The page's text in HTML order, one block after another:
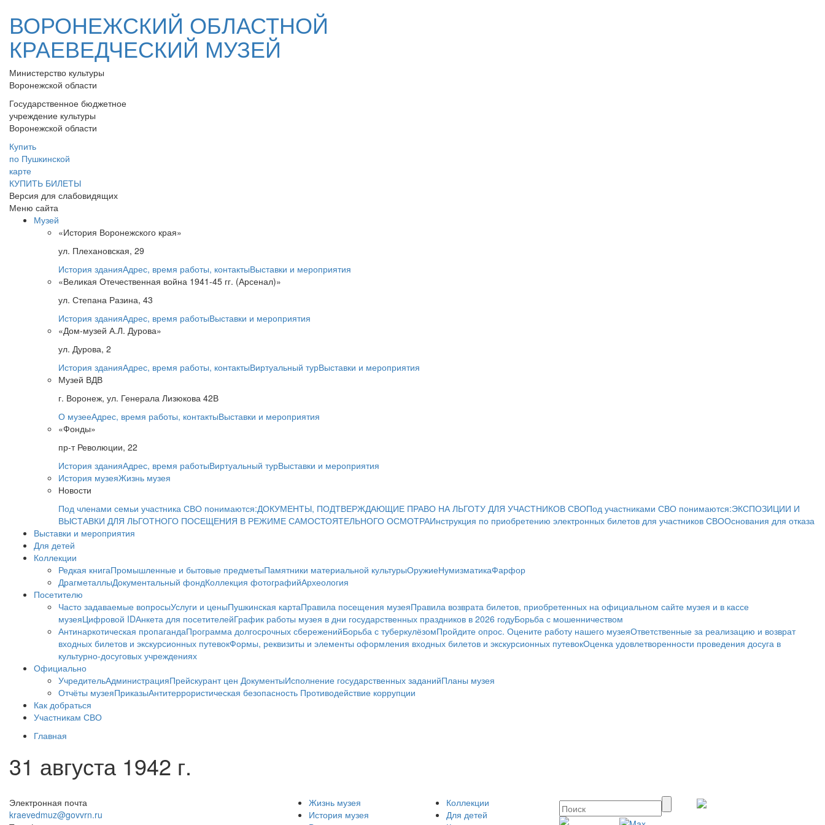
ВОРОНЕЖСКИЙ ОБЛАСТНОЙ
КРАЕВЕДЧЕСКИЙ МУЗЕЙ
Министерство культуры
Воронежской области
Государственное бюджетное
учреждение культуры
Воронежской области
Купить
по Пушкинской
карте
КУПИТЬ БИЛЕТЫ
Версия для слабовидящих
Меню сайта
Музей
«История Воронежского края»
ул. Плехановская, 29
История зданияАдрес, время работы, контактыВыставки и мероприятия
«Великая Отечественная война 1941-45 гг. (Арсенал)»
ул. Степана Разина, 43
История зданияАдрес, время работыВыставки и мероприятия
«Дом-музей А.Л. Дурова»
ул. Дурова, 2
История зданияАдрес, время работы, контактыВиртуальный турВыставки и мероприятия
Музей ВДВ
г. Воронеж, ул. Генерала Лизюкова 42В
О музееАдрес, время работы, контактыВыставки и мероприятия
«Фонды»
пр-т Революции, 22
История зданияАдрес, время работыВиртуальный турВыставки и мероприятия
История музеяЖизнь музея
Новости
Под членами семьи участника СВО понимаются:ДОКУМЕНТЫ, ПОДТВЕРЖДАЮЩИЕ ПРАВО НА ЛЬГОТУ ДЛЯ УЧАСТНИКОВ СВОПод участниками СВО понимаются:ЭКСПОЗИЦИИ И
ВЫСТАВКИ ДЛЯ ЛЬГОТНОГО ПОСЕЩЕНИЯ В РЕЖИМЕ САМОСТОЯТЕЛЬНОГО ОСМОТРАИнструкция по приобретению электронных билетов для участников СВООснования для отказа
Выставки и мероприятия
Для детей
Коллекции
Редкая книгаПромышленные и бытовые предметыПамятники материальной культурыОружиеНумизматикаФарфор
ДрагметаллыДокументальный фондКоллекция фотографийАрхеология
Посетителю
Часто задаваемые вопросыУслуги и ценыПушкинская картаПравила посещения музеяПравила возврата билетов, приобретенных на официальном сайте музея и в кассе
музеяЦифровой IDАнкета для посетителейГрафик работы музея в дни государственных праздников в 2026 годуБорьба с мошенничеством
Антинаркотическая пропагандаПрограмма долгосрочных сбереженийБорьба с туберкулёзомПройдите опрос. Оцените работу нашего музеяОтветственные за реализацию и возврат
входных билетов и экскурсионных путевокФормы, реквизиты и элементы оформления входных билетов и экскурсионных путевокОценка удовлетворенности проведения досуга в
культурно-досуговых учреждениях
Официально
УчредительАдминистрацияПрейскурант цен ДокументыИсполнение государственных заданийПланы музея
Отчёты музеяПриказыАнтитеррористическая безопасность Противодействие коррупции
Как добраться
Участникам СВО
Главная
31 августа 1942 г.
Электронная почта
kraevedmuz@govvrn.ru
Жизнь музея
История музея
Коллекции
Для детей